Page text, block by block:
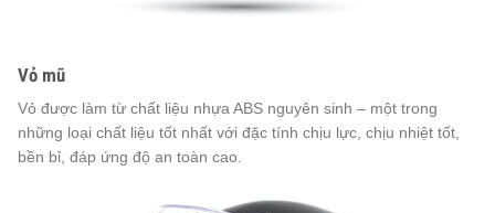
Vỏ mũ
Vỏ được làm từ chất liệu nhựa ABS nguyên sinh – một trong
những loại chất liệu tốt nhất với đặc tính chịu lực, chịu nhiệt tốt,
bền bỉ, đáp ứng độ an toàn cao.